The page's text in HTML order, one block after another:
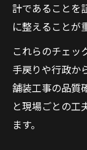
計であることを
に整えることが
これらのチェッ
手戻りや行政か
舗装工事の品質
と現場ごとの工
ます。